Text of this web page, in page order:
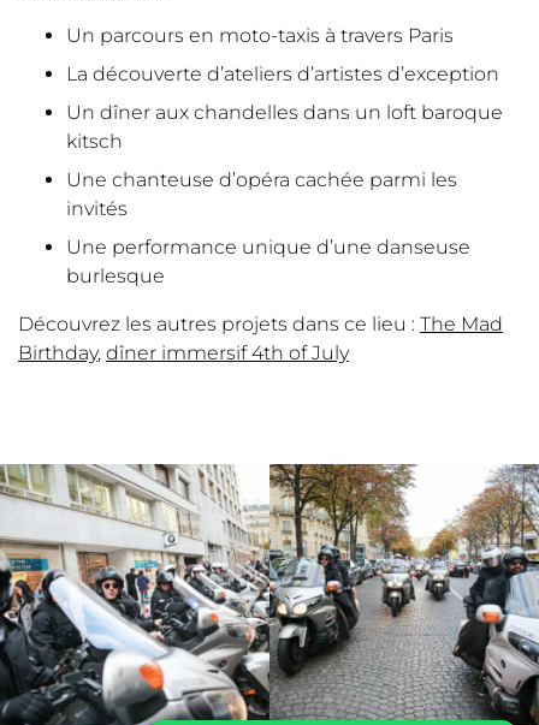
Un parcours en moto-taxis à travers Paris
La découverte d’ateliers d’artistes d’exception
Un dîner aux chandelles dans un loft baroque
kitsch
Une chanteuse d’opéra cachée parmi les
invités
Une performance unique d’une danseuse
burlesque
Découvrez les autres projets dans ce lieu : The Mad
Birthday, dîner immersif 4th of July